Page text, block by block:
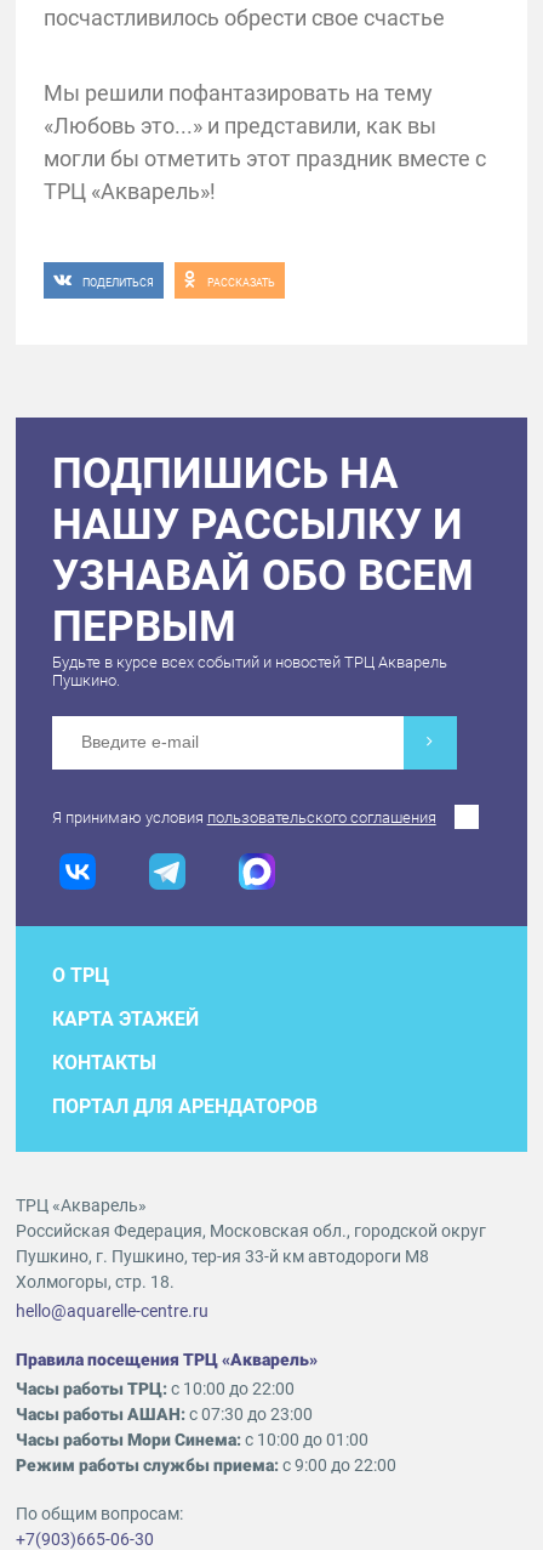
посчастливилось обрести свое счастье
Мы решили пофантазировать на тему
«Любовь это...» и представили, как вы
могли бы отметить этот праздник вместе с
ТРЦ «Акварель»!
ПОДЕЛИТЬСЯ РАССКАЗАТЬ
ПОДПИШИСЬ НА
НАШУ РАССЫЛКУ И
УЗНАВАЙ ОБО ВСЕМ
ПЕРВЫМ
Будьте в курсе всех событий и новостей ТРЦ Акварель
Пушкино.
Я принимаю условия пользовательского соглашения
О ТРЦ
КАРТА ЭТАЖЕЙ
КОНТАКТЫ
ПОРТАЛ ДЛЯ АРЕНДАТОРОВ
ТРЦ «Акварель»
Российская Федерация, Московская обл., городской округ
Пушкино, г. Пушкино, тер-ия 33-й км автодороги М8
Холмогоры, стр. 18.
hello@aquarelle-centre.ru
Правила посещения ТРЦ «Акварель»
Часы работы ТРЦ:с 10:00 до 22:00
Часы работы АШАН:с 07:30 до 23:00
Часы работы Мори Синема:с 10:00 до 01:00
Режим работы службы приема:с 9:00 до 22:00
По общим вопросам:
+7(903)665-06-30